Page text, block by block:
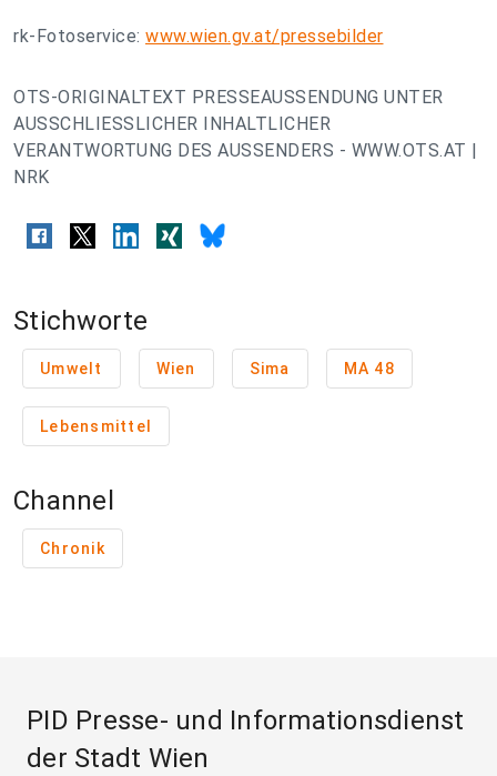
rk-Fotoservice: www.wien.gv.at/pressebilder
OTS-ORIGINALTEXT PRESSEAUSSENDUNG UNTER
AUSSCHLIESSLICHER INHALTLICHER
VERANTWORTUNG DES AUSSENDERS - WWW.OTS.AT |
NRK
Stichworte
Umwelt Wien Sima MA 48
Lebensmittel
Channel
Chronik
PID Presse- und Informationsdienst
der Stadt Wien